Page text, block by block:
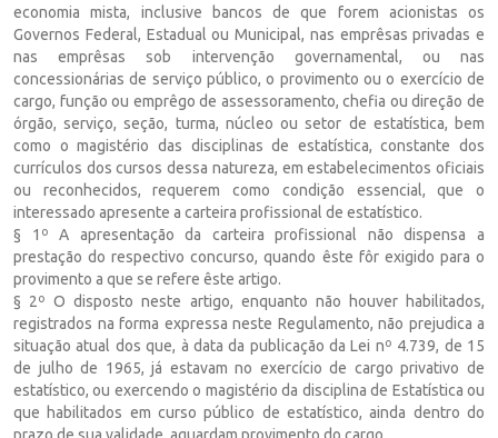
economia mista, inclusive bancos de que forem acionistas os
Governos Federal, Estadual ou Municipal, nas emprêsas privadas e
nas emprêsas sob intervenção governamental, ou nas
concessionárias de serviço público, o provimento ou o exercício de
cargo, função ou emprêgo de assessoramento, chefia ou direção de
órgão, serviço, seção, turma, núcleo ou setor de estatística, bem
como o magistério das disciplinas de estatística, constante dos
currículos dos cursos dessa natureza, em estabelecimentos oficiais
ou reconhecidos, requerem como condição essencial, que o
interessado apresente a carteira profissional de estatístico.
§ 1º A apresentação da carteira profissional não dispensa a
prestação do respectivo concurso, quando êste fôr exigido para o
provimento a que se refere êste artigo.
§ 2º O disposto neste artigo, enquanto não houver habilitados,
registrados na forma expressa neste Regulamento, não prejudica a
situação atual dos que, à data da publicação da Lei nº 4.739, de 15
de julho de 1965, já estavam no exercício de cargo privativo de
estatístico, ou exercendo o magistério da disciplina de Estatística ou
que habilitados em curso público de estatístico, ainda dentro do
prazo de sua validade, aguardam provimento do cargo.